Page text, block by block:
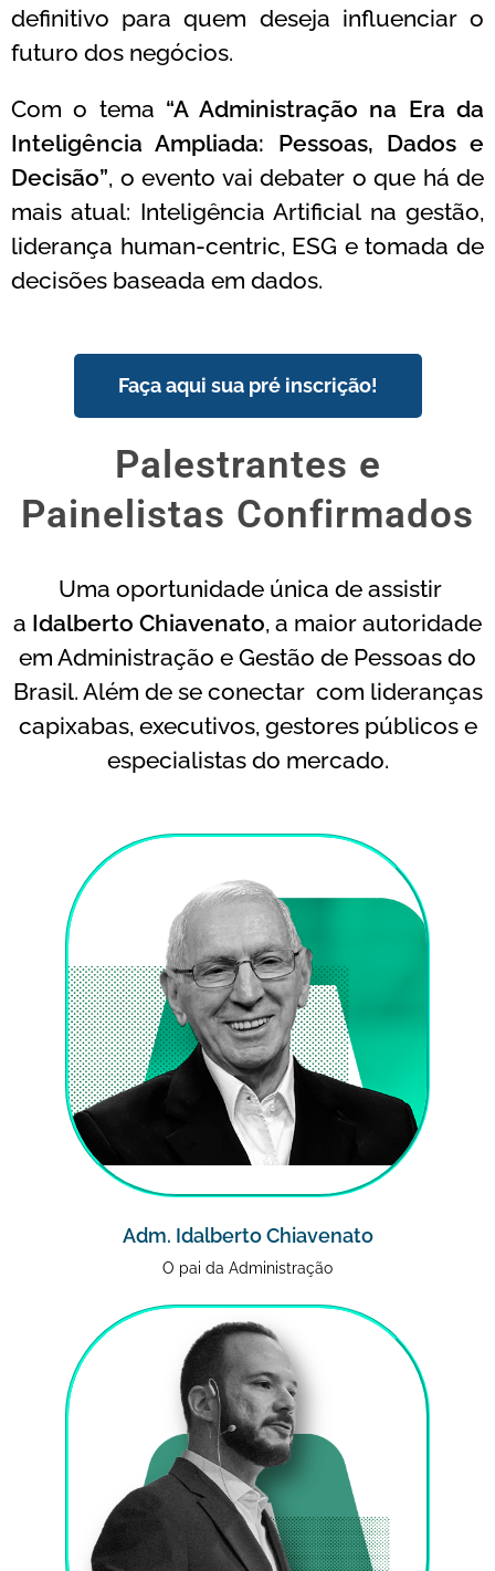
definitivo para quem deseja influenciar o
futuro dos negócios.
Com o tema “A Administração na Era da
Inteligência Ampliada: Pessoas, Dados e
Decisão”, o evento vai debater o que há de
mais atual: Inteligência Artificial na gestão,
liderança human-centric, ESG e tomada de
decisões baseada em dados.
Faça aqui sua pré inscrição!
Palestrantes e
Painelistas Confirmados
Uma oportunidade única de assistir
a Idalberto Chiavenato, a maior autoridade
em Administração e Gestão de Pessoas do
Brasil. Além de se conectar com lideranças
capixabas, executivos, gestores públicos e
especialistas do mercado.
Adm. Idalberto Chiavenato
O pai da Administração